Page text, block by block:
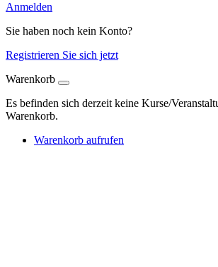
Anmelden
Sie haben noch kein Konto?
Registrieren Sie sich jetzt
Warenkorb
Es befinden sich derzeit keine Kurse/
Warenkorb.
Warenkorb aufrufen